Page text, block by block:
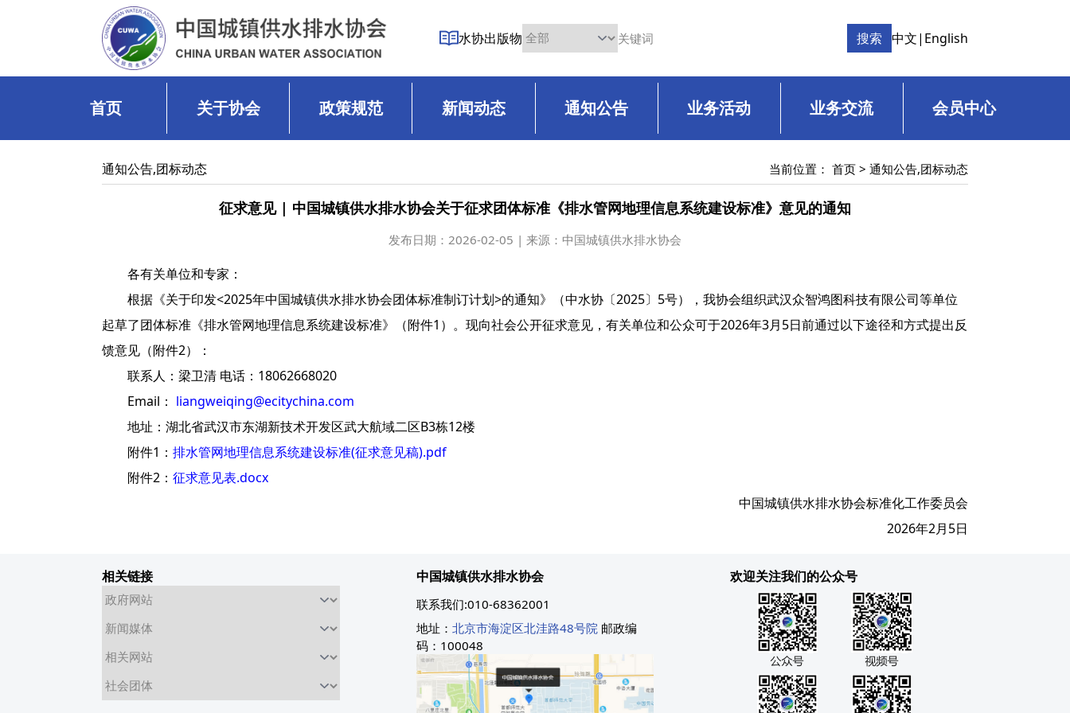
水协出版物 搜索 中文| English
首页 关于协会 政策规范 新闻动态 通知公告 业务活动 业务交流 会员中心
通知公告,团标动态 当前位置： 首页 > 通知公告,团标动态
征求意见 | 中国城镇供水排水协会关于征求团体标准《排水管网地理信息系统建设标准》意见的通知
发布日期： 2026-02-05 | 来源：中国城镇供水排水协会
各有关单位和专家：
根据《关于印发<2025年中国城镇供水排水协会团体标准制订计划>的通知》（中水协〔2025〕5号），我协会组织武汉众智鸿图科技有限公司等单位
起草了团体标准《排水管网地理信息系统建设标准》（附件1）。现向社会公开征求意见，有关单位和公众可于2026年3月5日前通过以下途径和方式提出反
馈意见（附件2）：
联系人：梁卫清 电话：18062668020
Email： liangweiqing@ecitychina.com
地址：湖北省武汉市东湖新技术开发区武大航域二区B3栋12楼
附件1： 排水管网地理信息系统建设标准(征求意见稿).pdf
附件2： 征求意见表.docx
中国城镇供水排水协会标准化工作委员会
2026年2月5日
相关链接 中国城镇供水排水协会
联系我们:010-68362001
地址： 北京市海淀区北洼路48号院邮政编
码：100048
欢迎关注我们的公众号